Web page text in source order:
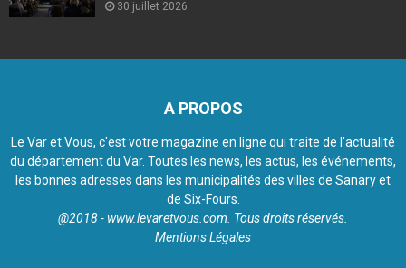
30 juillet 2026
A PROPOS
Le Var et Vous, c'est votre magazine en ligne qui traite de l'actualité
du département du Var. Toutes les news, les actus, les événements,
les bonnes adresses dans les municipalités des villes de Sanary et
de Six-Fours.
@2018 - www.levaretvous.com. Tous droits réservés.
Mentions Légales